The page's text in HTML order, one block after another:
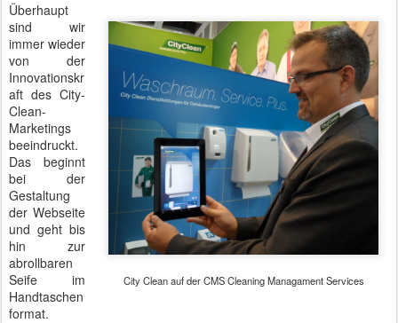
City Clean auf der CMS Cleaning Managament Services
Überhaupt
sind wir
immer wieder
von der
Innovationskr
aft des City-
Clean-
Marketings
beeindruckt.
Das beginnt
bei der
Gestaltung
der Webseite
und geht bis
hin zur
abrollbaren
Seife im
Handtaschen
format.